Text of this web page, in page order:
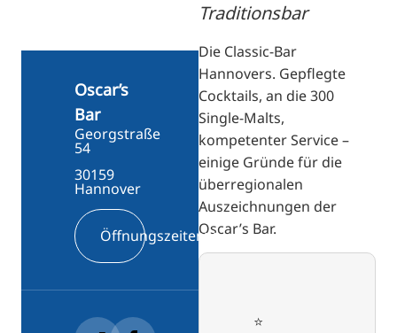
Traditionsbar
Die Classic-Bar
Hannovers. Gepflegte
Cocktails, an die 300
Single-Malts,
kompetenter Service –
einige Gründe für die
überregionalen
Auszeichnungen der
Oscar’s Bar.
⭐️
Oscar’s
Bar
Georgstraße
54
30159
Hannover
Öffnungszeiten